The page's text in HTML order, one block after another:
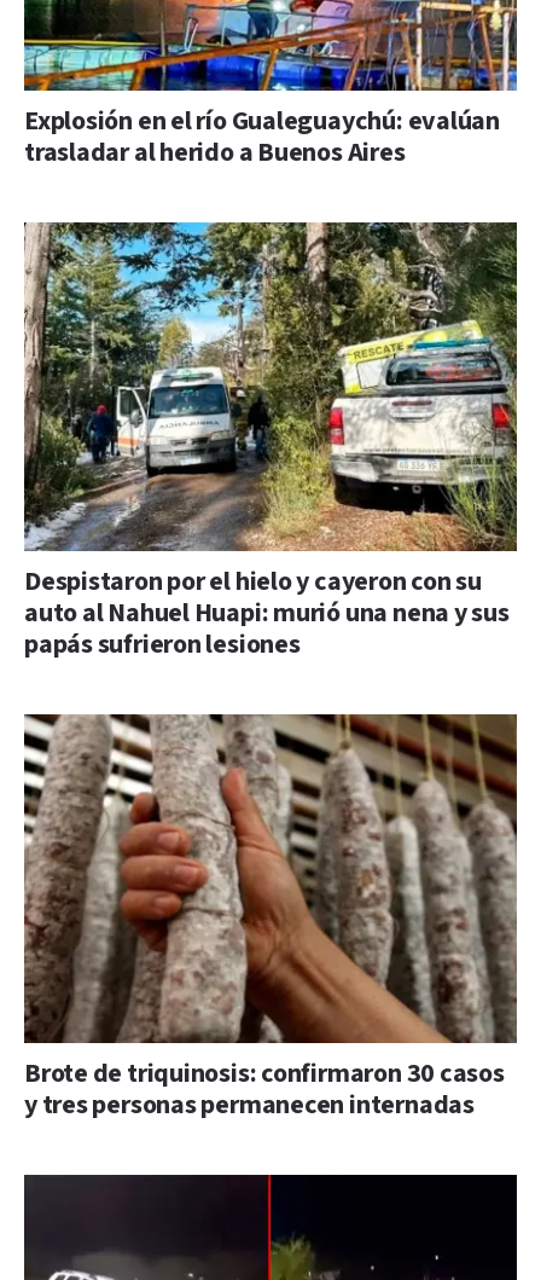
Explosión en el río Gualeguaychú: evalúan
trasladar al herido a Buenos Aires
Despistaron por el hielo y cayeron con su
auto al Nahuel Huapi: murió una nena y sus
papás sufrieron lesiones
Brote de triquinosis: confirmaron 30 casos
y tres personas permanecen internadas